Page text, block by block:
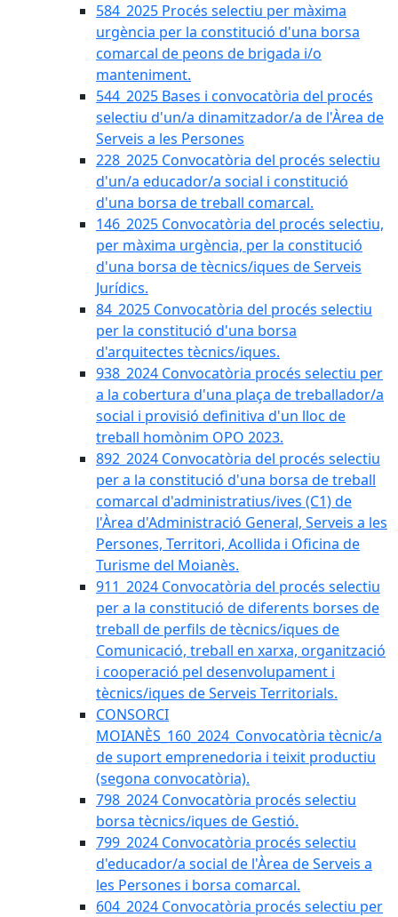
584_2025 Procés selectiu per màxima
urgència per la constitució d'una borsa
comarcal de peons de brigada i/o
manteniment.
544_2025 Bases i convocatòria del procés
selectiu d'un/a dinamitzador/a de l'Àrea de
Serveis a les Persones
228_2025 Convocatòria del procés selectiu
d'un/a educador/a social i constitució
d'una borsa de treball comarcal.
146_2025 Convocatòria del procés selectiu,
per màxima urgència, per la constitució
d'una borsa de tècnics/iques de Serveis
Jurídics.
84_2025 Convocatòria del procés selectiu
per la constitució d'una borsa
d'arquitectes tècnics/iques.
938_2024 Convocatòria procés selectiu per
a la cobertura d'una plaça de treballador/a
social i provisió definitiva d'un lloc de
treball homònim OPO 2023.
892_2024 Convocatòria del procés selectiu
per a la constitució d'una borsa de treball
comarcal d'administratius/ives (C1) de
l'Àrea d'Administració General, Serveis a les
Persones, Territori, Acollida i Oficina de
Turisme del Moianès.
911_2024 Convocatòria del procés selectiu
per a la constitució de diferents borses de
treball de perfils de tècnics/iques de
Comunicació, treball en xarxa, organització
i cooperació pel desenvolupament i
tècnics/iques de Serveis Territorials.
CONSORCI
MOIANÈS_160_2024_Convocatòria tècnic/a
de suport emprenedoria i teixit productiu
(segona convocatòria).
798_2024 Convocatòria procés selectiu
borsa tècnics/iques de Gestió.
799_2024 Convocatòria procés selectiu
d'educador/a social de l'Àrea de Serveis a
les Persones i borsa comarcal.
604_2024 Convocatòria procés selectiu per